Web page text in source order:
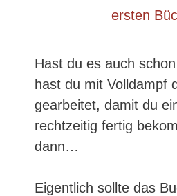
Hast du es auch
hast du mit Volldampf
gearbeitet, damit du
rechtzeitig fertig
dann…
Eigentlich sollte das